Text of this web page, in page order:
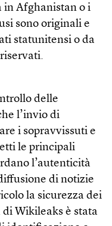
in Afghanistan o i
sono originali e
statunitensi o da
delle
l’invio di
i sopravvissuti e
le principali
l’autenticità
di notizie
la sicurezza dei
Wikileaks è stata